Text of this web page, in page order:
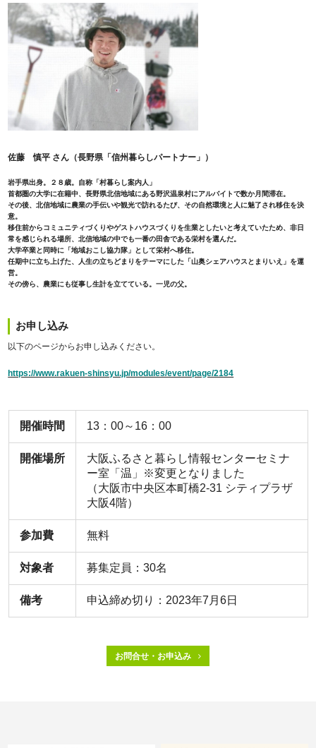
佐藤 慎平 さん（長野県「信州暮らしパートナー」）
岩手県出身。２８歳。自称「村暮らし案内人」
首都圏の大学に在籍中、長野県北信地域にある野沢温泉村にアルバイトで数か月間滞在。
その後、北信地域に農業の手伝いや観光で訪れるたび、その自然環境と人に魅了され移住を決
意。
移住前からコミュニティづくりやゲストハウスづくりを生業としたいと考えていたため、非日
常を感じられる場所、北信地域の中でも一番の田舎である栄村を選んだ。
大学卒業と同時に「地域おこし協力隊」として栄村へ移住。
任期中に立ち上げた、人生の立ちどまりをテーマにした「山奥シェアハウスとまりいえ」を運
営。
その傍ら、農業にも従事し生計を立てている。一児の父。
お申し込み
以下のページからお申し込みください。
https://www.rakuen-shinsyu.jp/modules/event/page/2184
開催時間 13：00～16：00
開催場所
大阪ふるさと暮らし情報センターセミナ
ー室「温」※変更となりました
（大阪市中央区本町橋2-31 シティプラザ
大阪4階）
参加費 無料
対象者 募集定員：30名
備考 申込締め切り：2023年7月6日
お問合せ・お申込み